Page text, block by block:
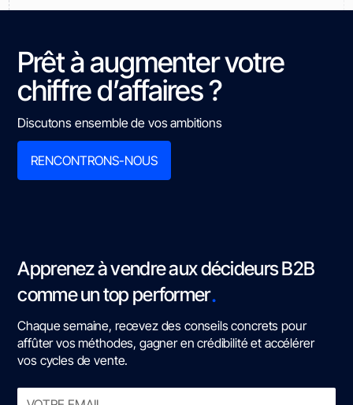
Prêt à augmenter votre
chiffre d’affaires ?
Discutons ensemble de vos ambitions
RENCONTRONS-NOUS
Apprenez à vendre aux décideurs B2B
comme un top performer.
Chaque semaine, recevez des conseils concrets pour
affûter vos méthodes, gagner en crédibilité et accélérer
vos cycles de vente.